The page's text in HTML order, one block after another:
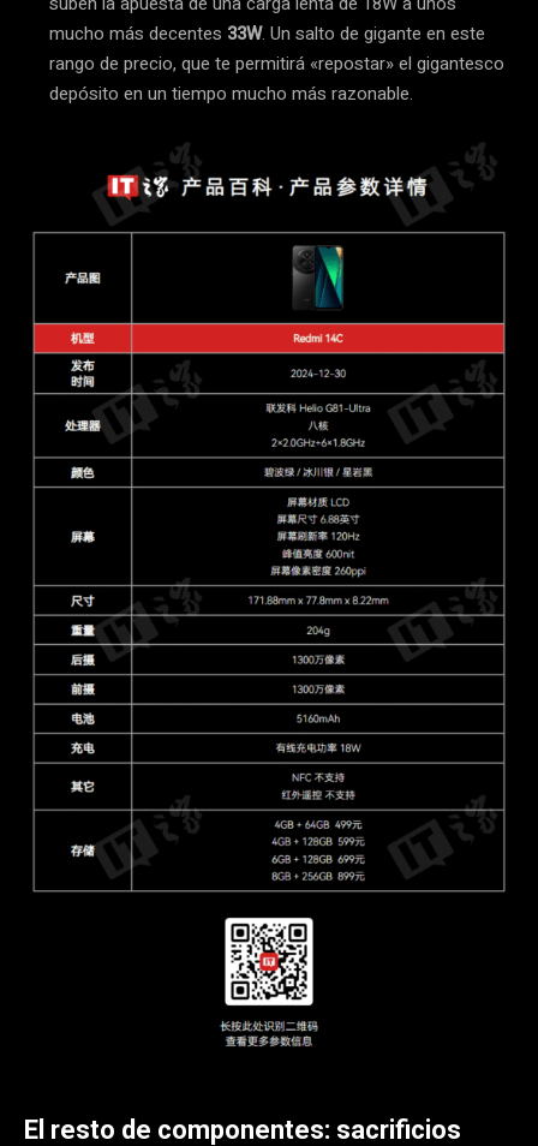
mucho más decentes 33W. Un salto de gigante en este
rango de precio, que te permitirá «repostar» el gigantesco
depósito en un tiempo mucho más razonable.
El resto de componentes: sacrificios